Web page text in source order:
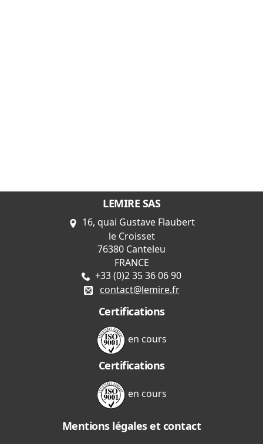
LEMIRE SAS
16, quai Gustave Flaubert
le Croisset
76380 Canteleu
FRANCE
+33 (0)2 35 36 06 90
contact@lemire.fr
Certifications
en cours
Certifications
en cours
Mentions légales et contact